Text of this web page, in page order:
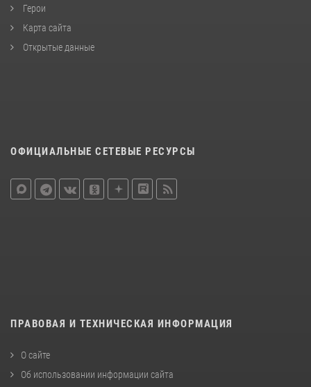
Герои
Карта сайта
Открытые данные
ОФИЦИАЛЬНЫЕ СЕТЕВЫЕ РЕСУРСЫ
ПРАВОВАЯ И ТЕХНИЧЕСКАЯ ИНФОРМАЦИЯ
О сайте
Об использовании информации сайта